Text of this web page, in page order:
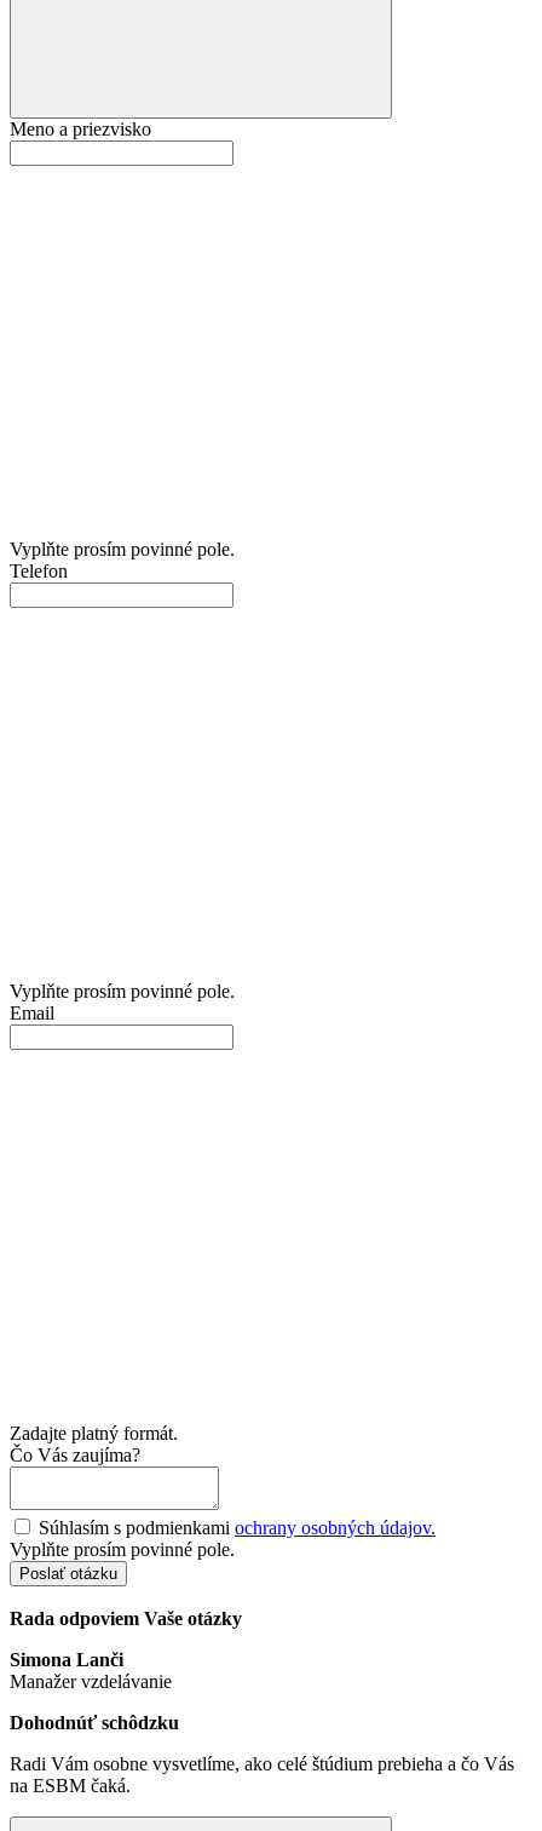
Meno a priezvisko
Vyplňte prosím povinné pole.
Telefon
Vyplňte prosím povinné pole.
Email
Zadajte platný formát.
Čo Vás zaujíma?
Súhlasím s podmienkami ochrany osobných údajov.
Vyplňte prosím povinné pole.
Poslať otázku
Rada odpoviem Vaše otázky
Simona Lanči
Manažer vzdelávanie
Dohodnúť schôdzku
Radi Vám osobne vysvetlíme, ako celé štúdium prebieha a čo Vás
na ESBM čaká.